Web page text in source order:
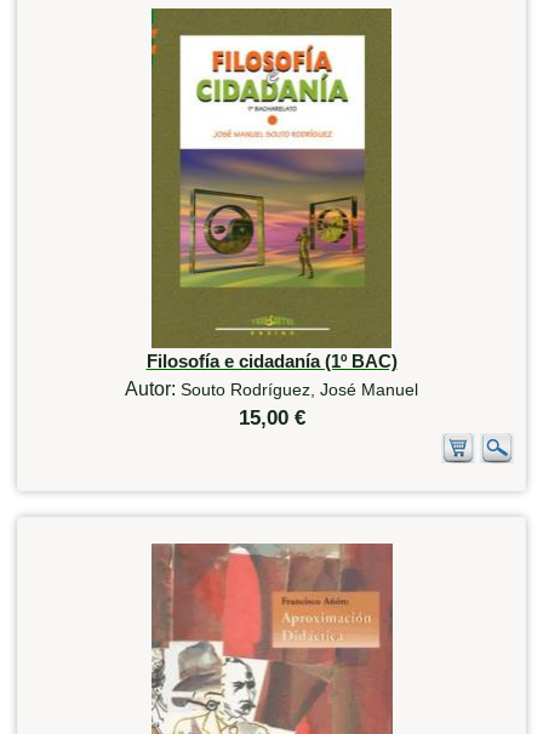
Filosofía e cidadanía (1º BAC)
Autor: Souto Rodríguez, José Manuel
15,00 €